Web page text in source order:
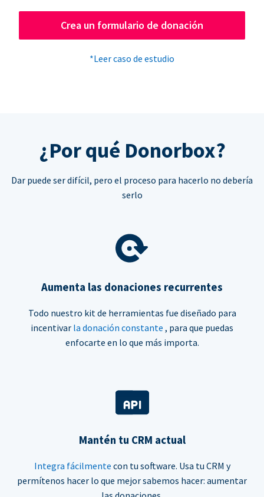
Crea un formulario de donación
*Leer caso de estudio
¿Por qué Donorbox?
Dar puede ser difícil, pero el proceso para hacerlo no debería
serlo
Aumenta las donaciones recurrentes
Todo nuestro kit de herramientas fue diseñado para
incentivar la donación constante , para que puedas
enfocarte en lo que más importa.
Mantén tu CRM actual
Integra fácilmente con tu software. Usa tu CRM y
permítenos hacer lo que mejor sabemos hacer: aumentar